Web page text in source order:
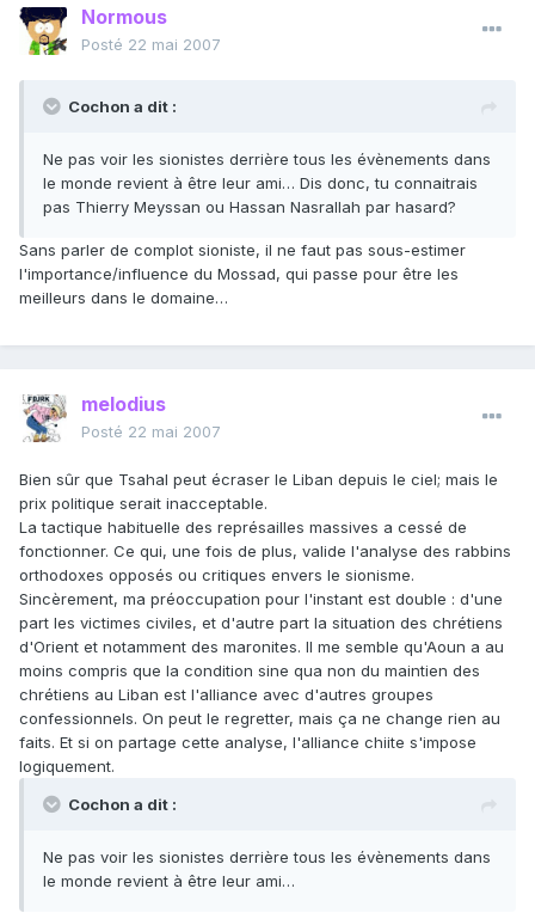
Normous
Posté 22 mai 2007
Cochon a dit :
Ne pas voir les sionistes derrière tous les évènements dans
le monde revient à être leur ami… Dis donc, tu connaitrais
pas Thierry Meyssan ou Hassan Nasrallah par hasard?
Sans parler de complot sioniste, il ne faut pas sous-estimer
l'importance/influence du Mossad, qui passe pour être les
meilleurs dans le domaine…
melodius
Posté 22 mai 2007
Bien sûr que Tsahal peut écraser le Liban depuis le ciel; mais le
prix politique serait inacceptable.
La tactique habituelle des représailles massives a cessé de
fonctionner. Ce qui, une fois de plus, valide l'analyse des rabbins
orthodoxes opposés ou critiques envers le sionisme.
Sincèrement, ma préoccupation pour l'instant est double : d'une
part les victimes civiles, et d'autre part la situation des chrétiens
d'Orient et notamment des maronites. Il me semble qu'Aoun a au
moins compris que la condition sine qua non du maintien des
chrétiens au Liban est l'alliance avec d'autres groupes
confessionnels. On peut le regretter, mais ça ne change rien au
faits. Et si on partage cette analyse, l'alliance chiite s'impose
logiquement.
Cochon a dit :
Ne pas voir les sionistes derrière tous les évènements dans
le monde revient à être leur ami…